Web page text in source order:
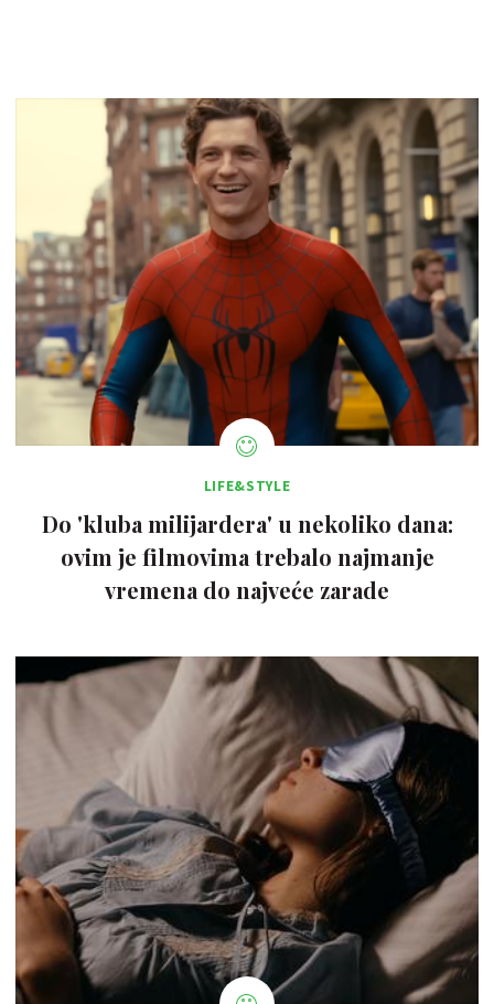
LIFE&STYLE
Do 'kluba milijardera' u nekoliko dana:
ovim je filmovima trebalo najmanje
vremena do najveće zarade